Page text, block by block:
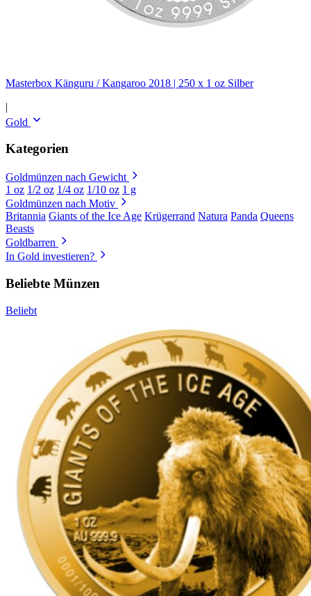
Masterbox Känguru / Kangaroo 2018 | 250 x 1 oz Silber
|
Gold
Kategorien
Goldmünzen nach Gewicht
1 oz 1/2 oz 1/4 oz 1/10 oz 1 g
Goldmünzen nach Motiv
Britannia Giants of the Ice Age Krügerrand Natura Panda Queens
Beasts
Goldbarren
In Gold investieren?
Beliebte Münzen
Beliebt